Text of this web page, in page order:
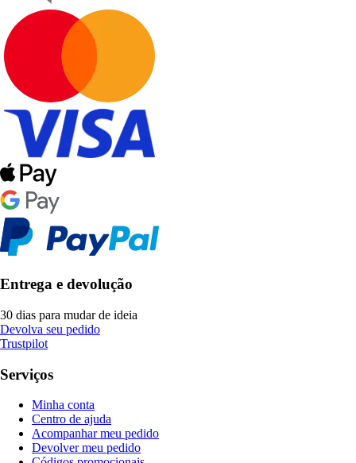
Entrega e devolução
30 dias para mudar de ideia
Devolva seu pedido
Trustpilot
Serviços
Minha conta
Centro de ajuda
Acompanhar meu pedido
Devolver meu pedido